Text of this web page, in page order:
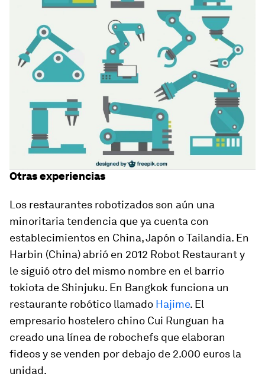
Otras experiencias
Los restaurantes robotizados son aún una
minoritaria tendencia que ya cuenta con
establecimientos en China, Japón o Tailandia. En
Harbin (China) abrió en 2012 Robot Restaurant y
le siguió otro del mismo nombre en el barrio
tokiota de Shinjuku. En Bangkok funciona un
restaurante robótico llamado Hajime. El
empresario hostelero chino Cui Runguan ha
creado una línea de robochefs que elaboran
fideos y se venden por debajo de 2.000 euros la
unidad.